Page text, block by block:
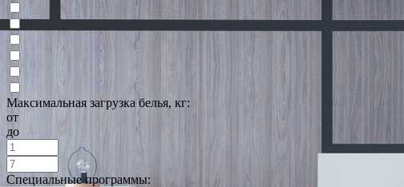
Максимальная загрузка белья, кг:
от
до
Специальные программы: